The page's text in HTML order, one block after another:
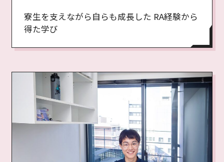
寮生を支えながら自らも成長した RA経験から
得た学び